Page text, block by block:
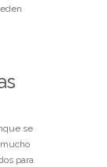
se
para